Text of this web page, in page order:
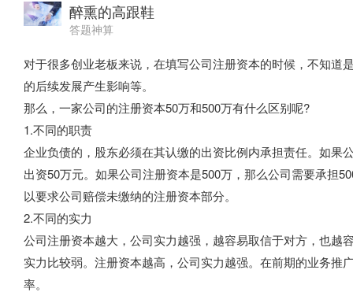
醉熏的高跟鞋
答题神算
对于很多创业老板来说，在填写公司注册资本的时候，不知
的后续发展产生影响等。
那么，一家公司的注册资本50万和500万有什么区别呢?
1.不同的职责
企业负债的，股东必须在其认缴的出资比例内承担责任。如果
出资50万元。如果公司注册资本是500万，那么公司需要承担
以要求公司赔偿未缴纳的注册资本部分。
2.不同的实力
公司注册资本越大，公司实力越强，越容易取信于对方，也
实力比较弱。注册资本越高，公司实力越强。在前期的业务
率。